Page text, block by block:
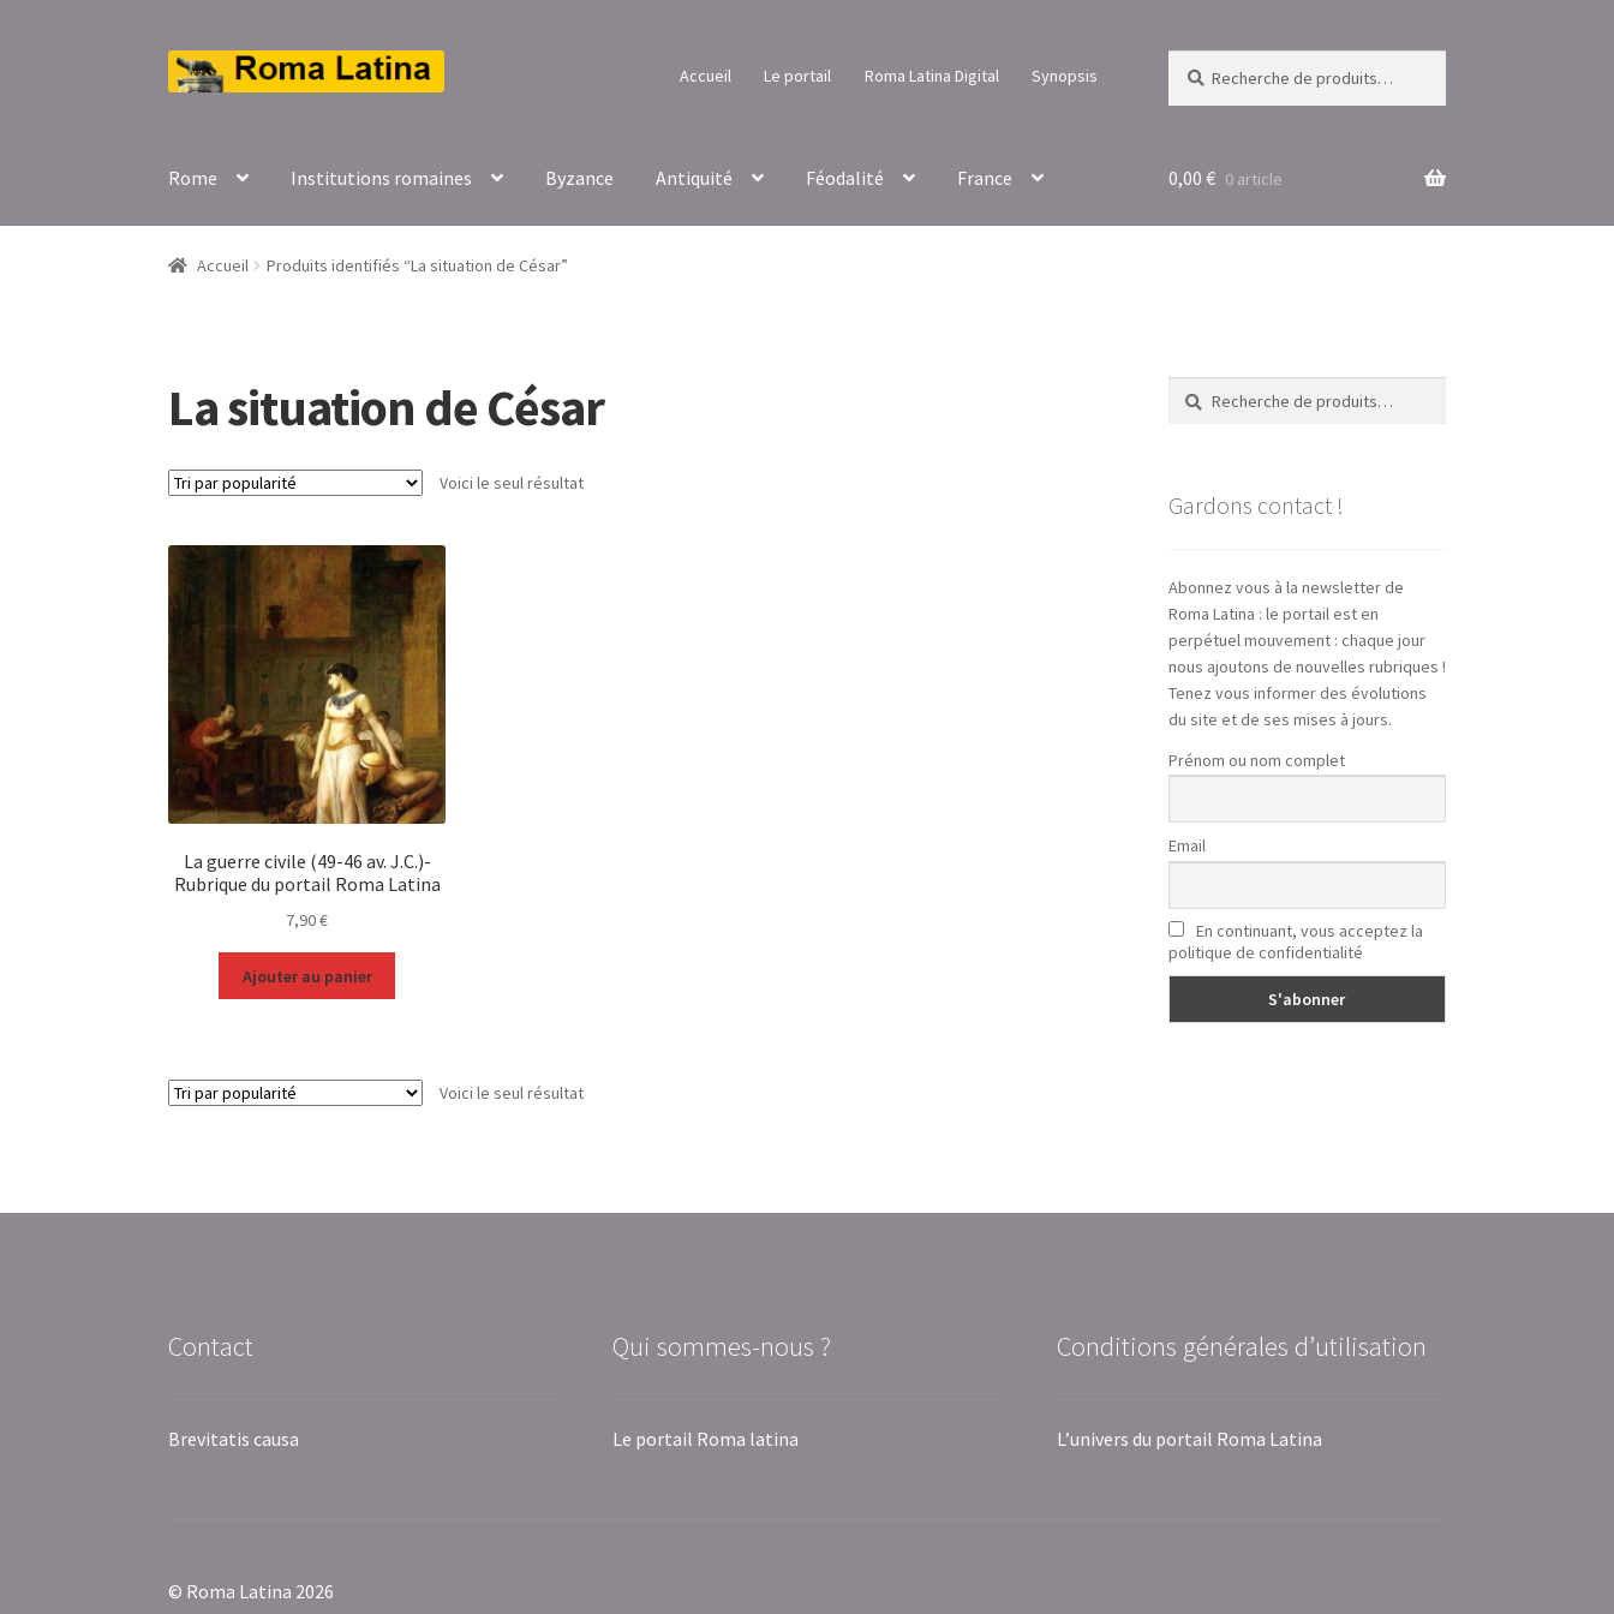
Aller
à
Aller
au
Accueil Le portail Roma Latina Digital Synopsis
pour :
Rome Institutions romaines Byzance Antiquité Féodalité France 0,00 € 0 article
Accueil Produits identifiés “La situation de César”
La situation de César
Voici le seul résultat
La guerre civile (49-46 av. J.C.)-
Rubrique du portail Roma Latina
7,90€
Ajouter au panier
Voici le seul résultat
Recherche
pour :
Recherche
Gardons contact !
Abonnez vous à la newsletter de
Roma Latina : le portail est en
perpétuel mouvement : chaque jour
nous ajoutons de nouvelles rubriques !
Tenez vous informer des évolutions
du site et de ses mises à jours.
Prénom ou nom complet
Email
En continuant, vous acceptez la
politique de confidentialité
Contact
Brevitatis causa
Qui sommes-nous ?
Le portail Roma latina
Conditions générales d’utilisation
L’univers du portail Roma Latina
© Roma Latina 2026